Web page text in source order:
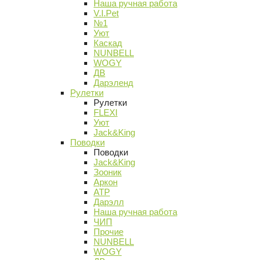
Наша ручная работа
V.I.Pet
№1
Уют
Каскад
NUNBELL
WOGY
ДВ
Дарэленд
Рулетки
Рулетки
FLEXI
Уют
Jack&King
Поводки
Поводки
Jack&King
Зооник
Аркон
АТР
Дарэлл
Наша ручная работа
ЧИП
Прочие
NUNBELL
WOGY